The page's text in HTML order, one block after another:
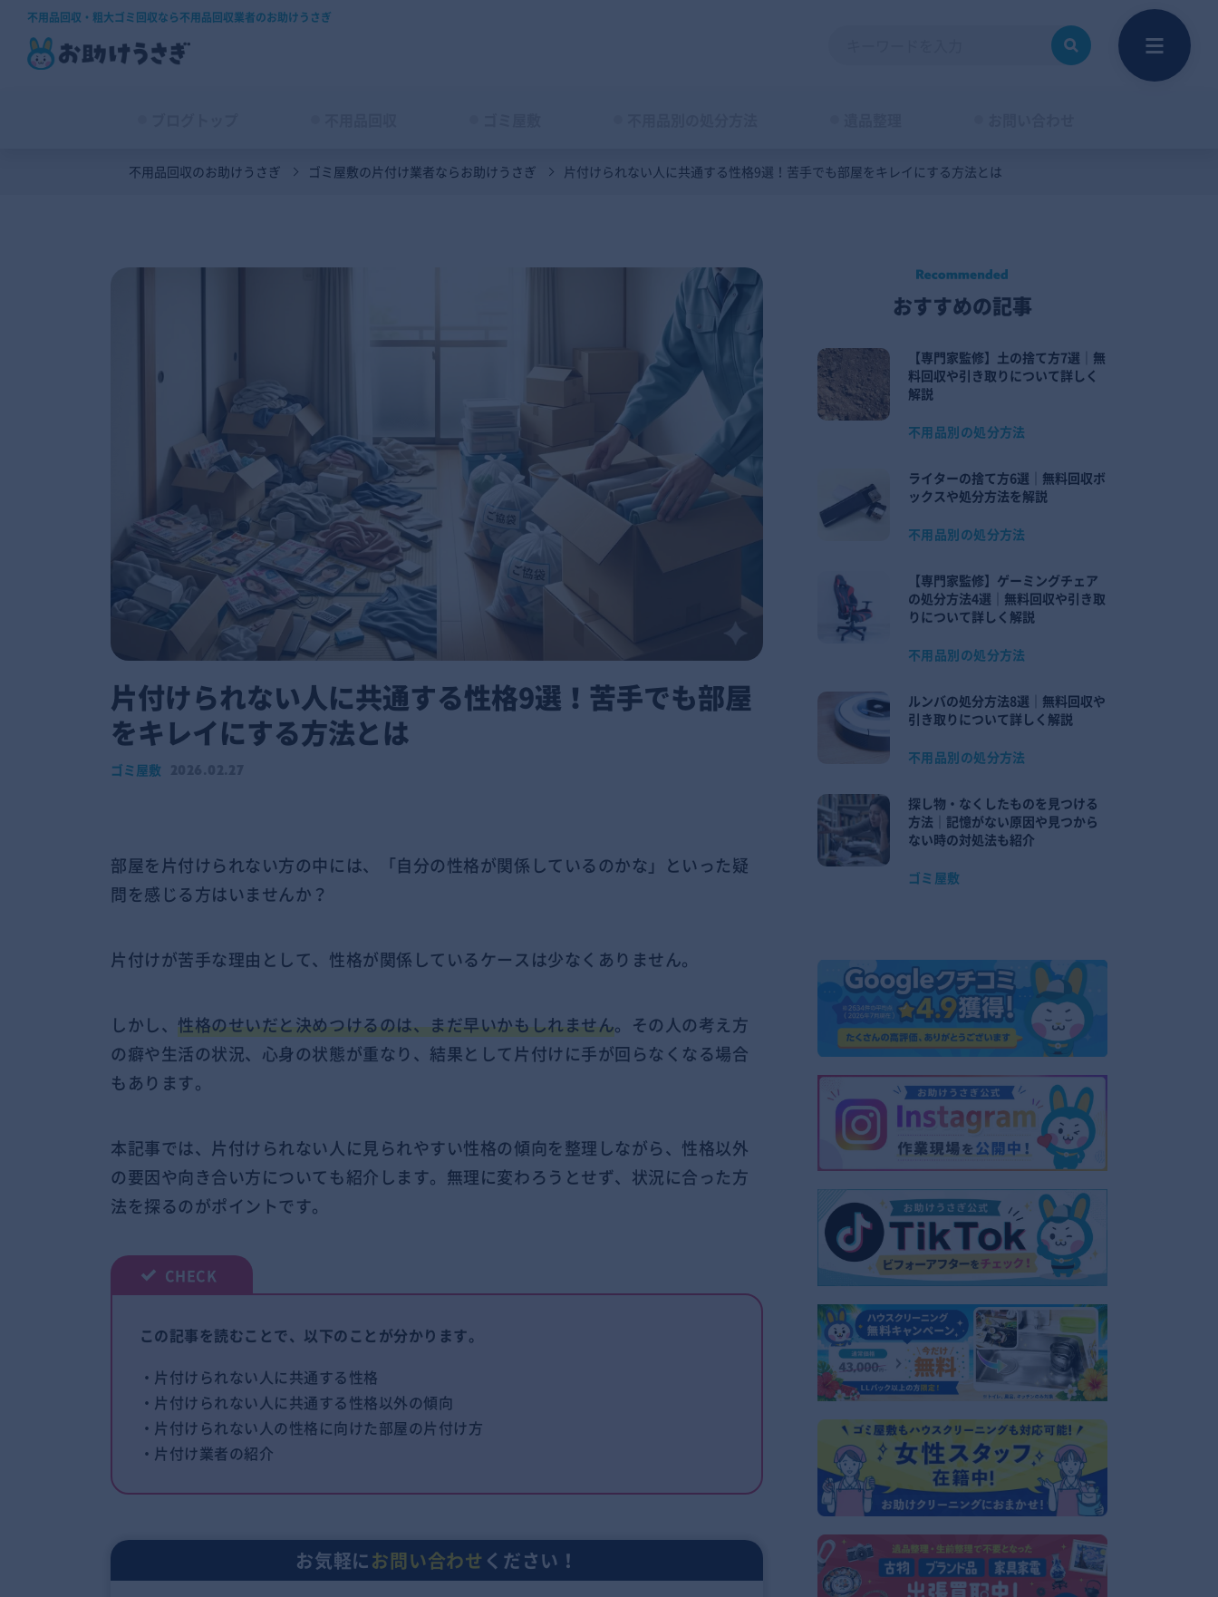
不用品回収・粗大ゴミ回収なら不用品回収業者のお助けうさぎ
不用品回収のお助けうさぎ ゴミ屋敷の片付け業者ならお助けうさぎ 片付けられない人に共通する性格9選！苦手でも部屋をキレイにする方法とは
片付けられない人に共通する性格9選！苦手でも部屋
をキレイにする方法とは
ゴミ屋敷
部屋を片付けられない方の中には、「自分の性格が関係しているのかな」といった疑
問を感じる方はいませんか？
片付けが苦手な理由として、性格が関係しているケースは少なくありません。
しかし、性格のせいだと決めつけるのは、まだ早いかもしれません。その人の考え方
の癖や生活の状況、心身の状態が重なり、結果として片付けに手が回らなくなる場合
もあります。
本記事では、片付けられない人に見られやすい性格の傾向を整理しながら、性格以外
の要因や向き合い方についても紹介します。無理に変わろうとせず、状況に合った方
法を探るのがポイントです。
この記事を読むことで、以下のことが分かります。
・片付けられない人に共通する性格
・片付けられない人に共通する性格以外の傾向
・片付けられない人の性格に向けた部屋の片付け方
・片付け業者の紹介
お気軽にお問い合わせ ください！
おすすめの記事
【専門家監修】土の捨て方7選｜無
料回収や引き取りについて詳しく
解説
不用品別の処分方法
ライターの捨て方6選｜無料回収ボ
ックスや処分方法を解説
不用品別の処分方法
【専門家監修】ゲーミングチェア
の処分方法4選｜無料回収や引き取
りについて詳しく解説
不用品別の処分方法
ルンバの処分方法8選｜無料回収や
引き取りについて詳しく解説
不用品別の処分方法
探し物・なくしたものを見つける
方法｜記憶がない原因や見つから
ない時の対処法も紹介
ゴミ屋敷